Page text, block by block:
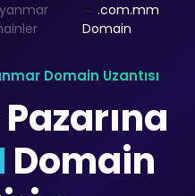
.com.mm
Domain
Domain Uzantısı
Domain